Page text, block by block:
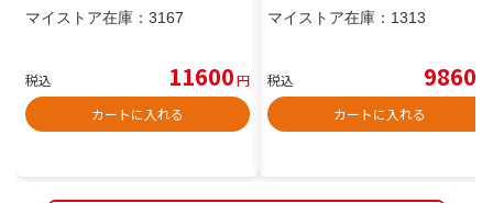
マイストア在庫： 3167
税込 11600円
カートに入れる
マイストア在庫： 1313
税込 9860
カートに入れる